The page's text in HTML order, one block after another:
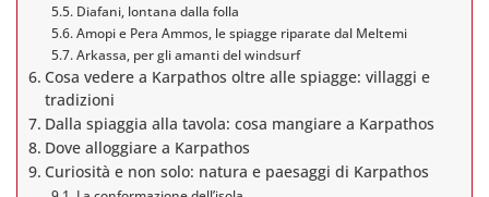
Diafani, lontana dalla folla
Amopi e Pera Ammos, le spiagge riparate dal Meltemi
Arkassa, per gli amanti del windsurf
Cosa vedere a Karpathos oltre alle spiagge: villaggi e
tradizioni
Dalla spiaggia alla tavola: cosa mangiare a Karpathos
Dove alloggiare a Karpathos
Curiosità e non solo: natura e paesaggi di Karpathos